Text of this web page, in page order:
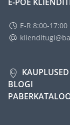
E-R 8:00-17:00
KAUPLUSED
BLOGI